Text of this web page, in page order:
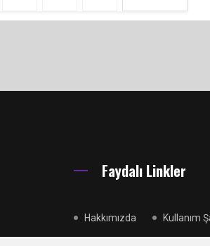
Faydalı Linkler
Hakkımızda Kullanım